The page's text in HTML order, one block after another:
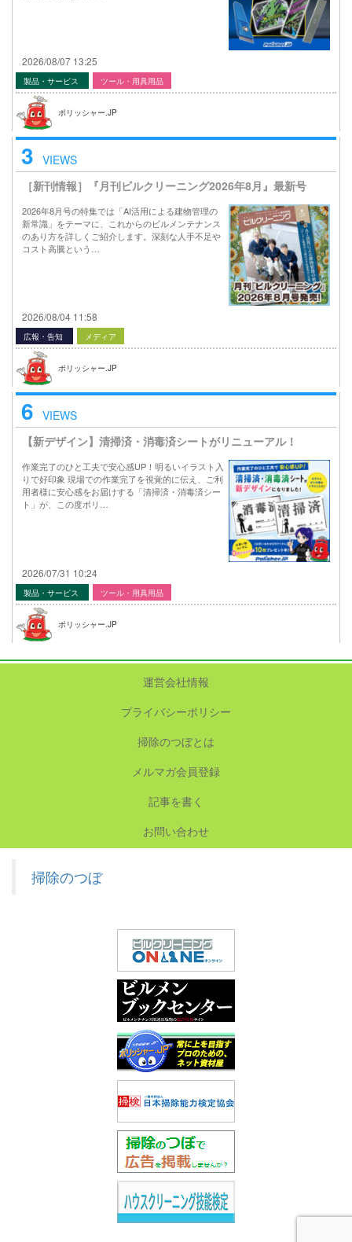
2026/08/07 13:25
製品・サービス ツール・用具用品
ポリッシャー.JP
3 VIEWS
［新刊情報］『月刊ビルクリーニング2026年8月』最新号
2026年8月号の特集では「AI活用による建物管理の
新常識」をテーマに、これからのビルメンテナンス
のあり方を詳しくご紹介します。深刻な人手不足や
コスト高騰という…
2026/08/04 11:58
広報・告知 メディア
ポリッシャー.JP
6 VIEWS
【新デザイン】清掃済・消毒済シートがリニューアル！
作業完了のひと工夫で安心感UP！明るいイラスト入
りで好印象 現場での作業完了を視覚的に伝え、ご利
用者様に安心感をお届けする「清掃済・消毒済シー
ト」が、この度ポリ…
2026/07/31 10:24
製品・サービス ツール・用具用品
ポリッシャー.JP
運営会社情報
プライバシーポリシー
掃除のつぼとは
メルマガ会員登録
記事を書く
お問い合わせ
掃除のつぼ